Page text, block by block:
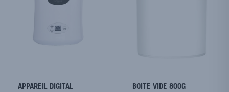
APPAREIL DIGITAL
BOITE VIDE 800G